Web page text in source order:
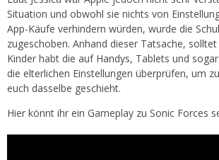
Situation und obwohl sie nichts von
App-Käufe verhindern würden, wurde die
zugeschoben. Anhand dieser Tatsache,
Kinder habt die auf Handys, Tablets und
die elterlichen Einstellungen überprüfen, um
euch dasselbe geschieht.
Hier könnt ihr ein Gameplay zu Sonic Forces